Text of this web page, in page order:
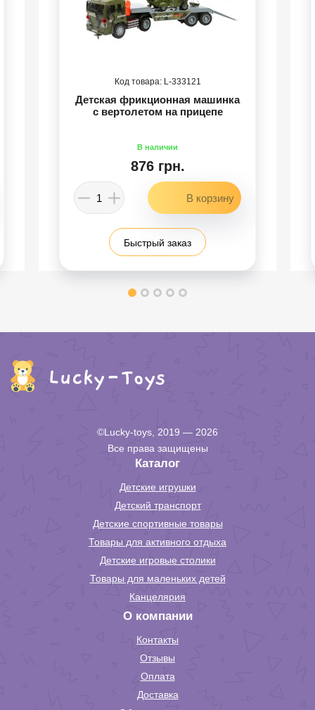
333121
Детская фрикционная машинка
с вертолетом на прицепе
876 грн.
Быстрый заказ
©Lucky-toys, 2019 — 2026
Все права защищены
Каталог
Детские игрушки
Детский транспорт
Детские спортивные товары
Товары для активного отдыха
Детские игровые столики
Товары для маленьких детей
Канцелярия
О компании
Контакты
Отзывы
Оплата
Доставка